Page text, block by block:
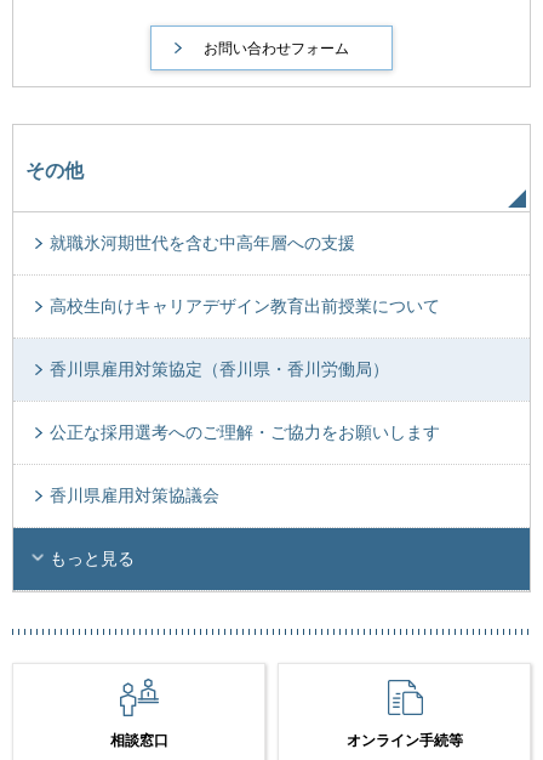
その他
就職氷河期世代を含む中高年層への支援
高校生向けキャリアデザイン教育出前授業について
香川県雇用対策協定（香川県・香川労働局）
公正な採用選考へのご理解・ご協力をお願いします
香川県雇用対策協議会
もっと見る
相談窓口 オンライン手続等